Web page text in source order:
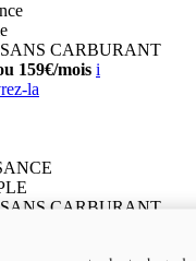
CARBURANT
159€/mois i
la
CARBURANT